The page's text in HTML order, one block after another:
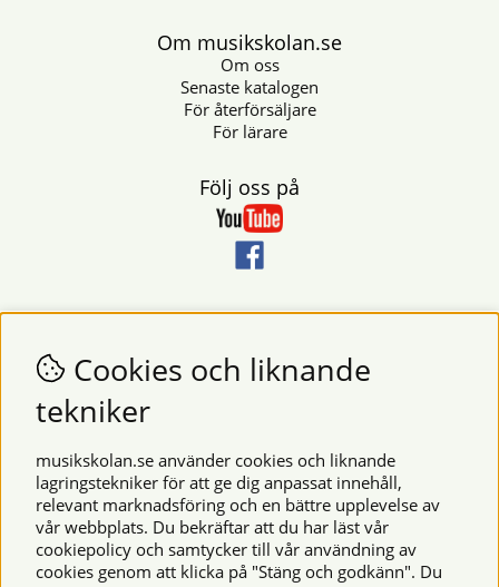
Om musikskolan.se
Om oss
Senaste katalogen
För återförsäljare
För lärare
Följ oss på
Nyhetsbrev
Vill du få nyheter och erbjudanden från oss? Fyll då i din e-
postadress i fältet nedan.
Säkra betalningar
Cookies och liknande
tekniker
musikskolan.se använder cookies och liknande
lagringstekniker för att ge dig anpassat innehåll,
relevant marknadsföring och en bättre upplevelse av
vår webbplats. Du bekräftar att du har läst vår
cookiepolicy och samtycker till vår användning av
cookies genom att klicka på "Stäng och godkänn". Du